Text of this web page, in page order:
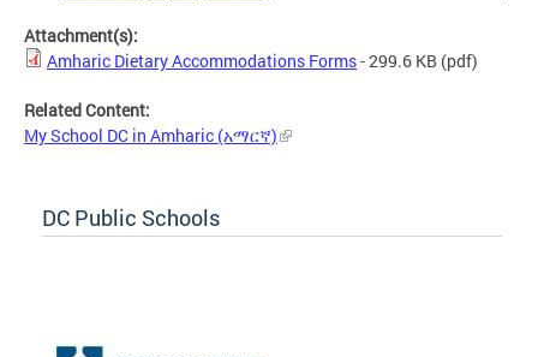
Attachment(s):
Amharic Dietary Accommodations Forms- 299.6 KB (pdf)
Related Content:
My School DC in Amharic (አማርኛ)
DC Public Schools